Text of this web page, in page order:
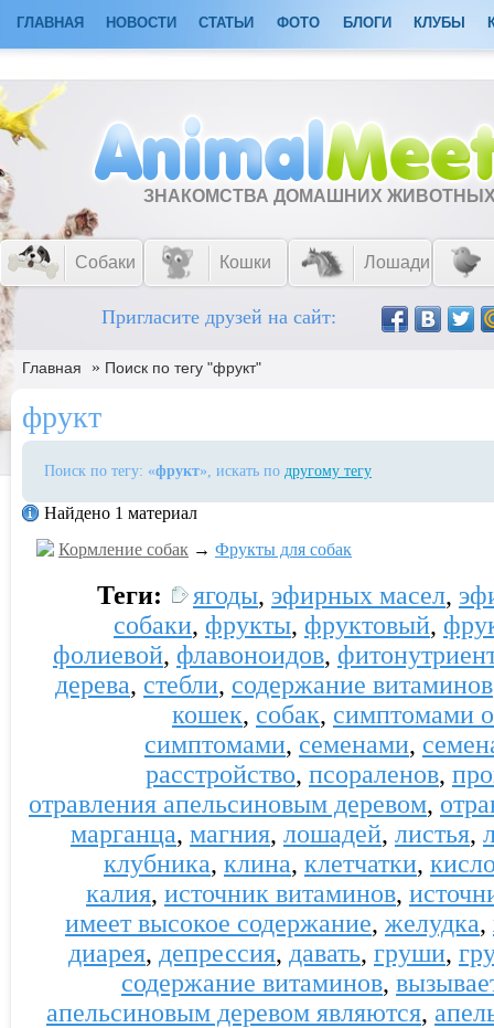
ГЛАВНАЯ НОВОСТИ СТАТЬИ ФОТО БЛОГИ КЛУБЫ
ЗНАКОМСТВА ДОМАШНИХ
Собаки Кошки Лошади
Пригласите друзей на сайт:
Главная » Поиск по тегу "фрукт"
фрукт
Поиск по тегу: «фрукт», искать по другому тегу
Найдено 1 материал
Кормление собак → Фрукты для собак
Теги: ягоды, эфирных масел,
собаки, фрукты, фруктовый,
фолиевой, флавоноидов,
дерева, стебли, содержание витаминов
кошек, собак, симптомами
симптомами, семенами,
расстройство, псораленов,
отравления апельсиновым деревом,
марганца, магния, лошадей, листья,
клубника, клина, клетчатки,
калия, источник витаминов,
имеет высокое содержание, желудка,
диарея, депрессия, давать, груши,
содержание витаминов,
апельсиновым деревом являются,